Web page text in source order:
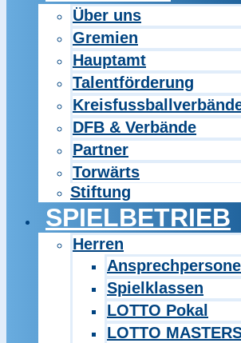
Über uns
Gremien
Hauptamt
Talentförderung
DFB & Verbände
Partner
Torwärts
Stiftung
SPIELBETRIEB
Herren
Spielklassen
LOTTO Pokal
LOTTO